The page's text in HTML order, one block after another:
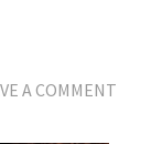
A COMMENT